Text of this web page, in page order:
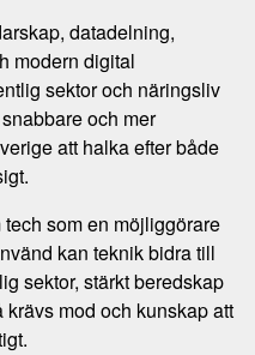
datadelning,
modern digital
sektor och näringsliv
och mer
att halka efter både
som en möjliggörare
kan teknik bidra till
sektor, stärkt beredskap
mod och kunskap att